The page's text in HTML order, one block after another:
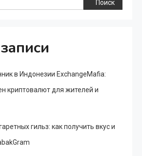
Поиск
в Индонезии ExchangeMafia:
криптовалют для жителей и
гильз: как получить вкус и